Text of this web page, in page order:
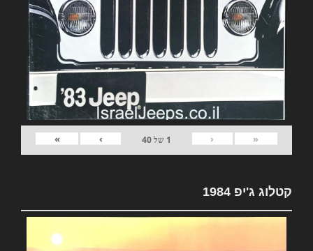
«
‹
1 של40
›
»
קטלוג ג'יפ 1984